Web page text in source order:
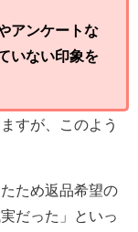
アンケートな
いない印象を
すが、このよう
ため返品希望の
だった」といっ